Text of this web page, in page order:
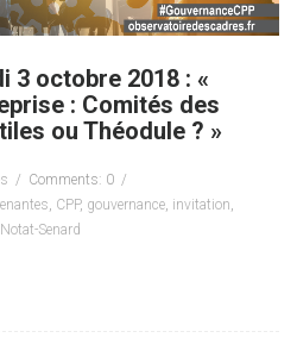
3 octobre 2018 : «
: Comités des
ou Théodule ? »
Comments: 0
, CPP, gouvernance, invitation,
Senard